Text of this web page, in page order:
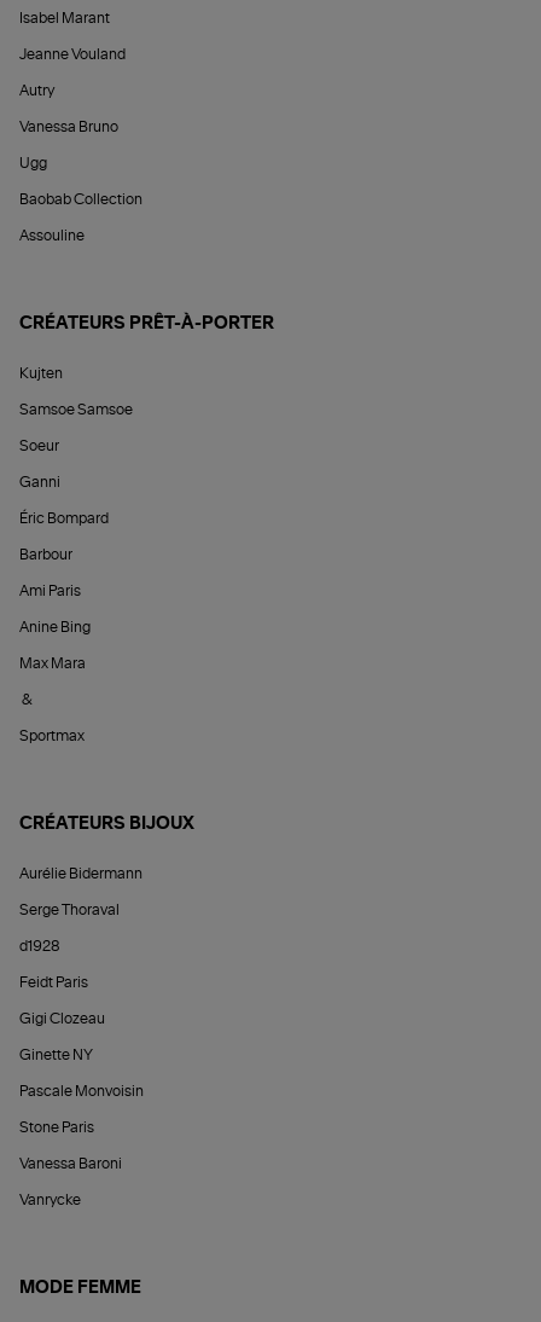
Isabel Marant
Jeanne Vouland
Autry
Vanessa Bruno
Ugg
Baobab Collection
Assouline
CRÉATEURS PRÊT-À-PORTER
Kujten
Samsoe Samsoe
Soeur
Ganni
Éric Bompard
Barbour
Ami Paris
Anine Bing
Max Mara
&
Sportmax
CRÉATEURS BIJOUX
Aurélie Bidermann
Serge Thoraval
d1928
Feidt Paris
Gigi Clozeau
Ginette NY
Pascale Monvoisin
Stone Paris
Vanessa Baroni
Vanrycke
MODE FEMME